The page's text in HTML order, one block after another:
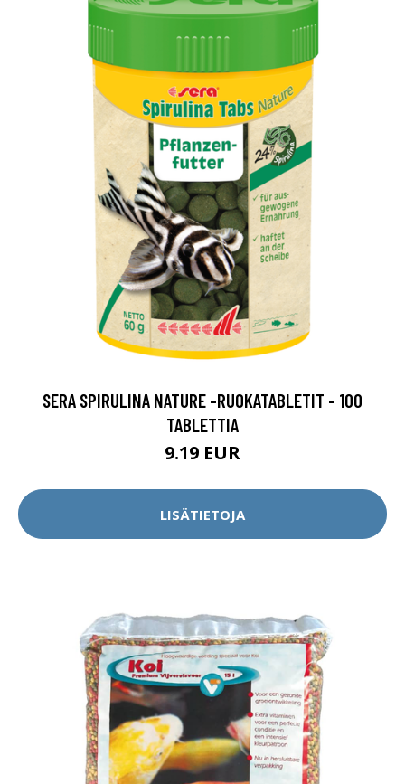
SERA SPIRULINA NATURE -RUOKATABLETIT - 100
TABLETTIA
9.19 EUR
LISÄTIETOJA